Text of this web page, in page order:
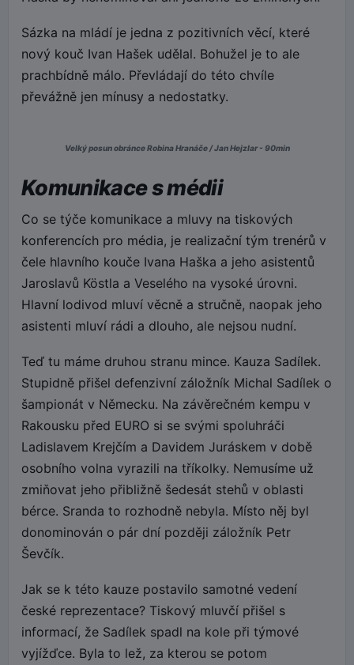
Sázka na mládí je jedna z pozitivních věcí, které
nový kouč Ivan Hašek udělal. Bohužel je to ale
prachbídně málo. Převládají do této chvíle
převážně jen mínusy a nedostatky.
Velký posun obránce Robina Hranáče / Jan Hejzlar - 90min
Komunikace s médii
Co se týče komunikace a mluvy na tiskových
konferencích pro média, je realizační tým trenérů v
čele hlavního kouče Ivana Haška a jeho asistentů
Jaroslavů Köstla a Veselého na vysoké úrovni.
Hlavní lodivod mluví věcně a stručně, naopak jeho
asistenti mluví rádi a dlouho, ale nejsou nudní.
Teď tu máme druhou stranu mince. Kauza Sadílek.
Stupidně přišel defenzivní záložník Michal Sadílek o
šampionát v Německu. Na závěrečném kempu v
Rakousku před EURO si se svými spoluhráči
Ladislavem Krejčím a Davidem Juráskem v době
osobního volna vyrazili na tříkolky. Nemusíme už
zmiňovat jeho přibližně šedesát stehů v oblasti
bérce. Sranda to rozhodně nebyla. Místo něj byl
donominován o pár dní později záložník Petr
Ševčík.
Jak se k této kauze postavilo samotné vedení
české reprezentace? Tiskový mluvčí přišel s
informací, že Sadílek spadl na kole při týmové
vyjížďce. Byla to lež, za kterou se potom